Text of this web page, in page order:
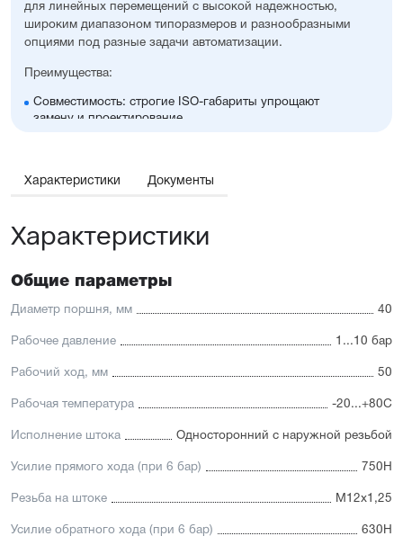
для линейных перемещений с высокой надежностью,
широким диапазоном типоразмеров и разнообразными
опциями под разные задачи автоматизации.
Преимущества:
Совместимость: строгие ISO-габариты упрощают
замену и проектирование
размерами
Доступность: сбалансированное соотношение
стоимости и характеристик с короткими сроками
покрытого элоксаловым покрытием, препятствующим
Шток изготавливается
для использования в пищевой отрасли
замены на уплотнения с расширенным температурным
уплотнение — Hytrel-скребок, не пропускающий мелкие
Увеличенный поршень, благодаря которому
к боковым нагрузкам
Характеристики Документы
Характеристики
Общие параметры
Диаметр поршня, мм 40
Рабочее давление 1...10 бар
Рабочий ход, мм 50
Рабочая температура -20...+80С
Исполнение штока Односторонний с наружной резьбой
Усилие прямого хода (при 6 бар) 750Н
Резьба на штоке М12х1,25
Усилие обратного хода (при 6 бар) 630Н